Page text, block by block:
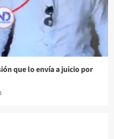
que lo envía a juicio por